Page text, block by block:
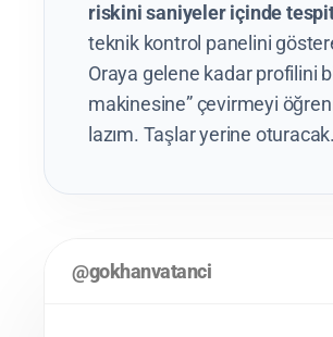
riskini saniyeler içinde
teknik kontrol panelini
Oraya gelene kadar profilini
makinesine” çevirmeyi
lazım. Taşlar yerine oturacak.
@gokhanvatanci